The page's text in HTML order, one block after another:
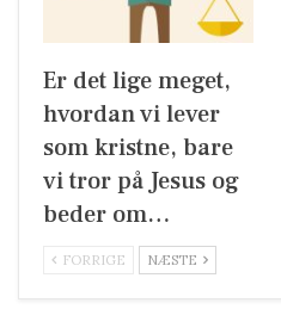
Er det lige meget,
hvordan vi lever
som kristne, bare
vi tror på Jesus og
beder om…
FORRIGE NÆSTE